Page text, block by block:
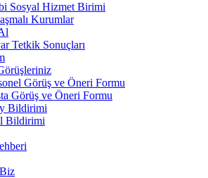
Sosyal Hizmet Birimi
Kurumlar
Tetkik Sonuçları
Görüş ve Öneri Formu
Görüş ve Öneri Formu
Bildirimi
Bildirimi